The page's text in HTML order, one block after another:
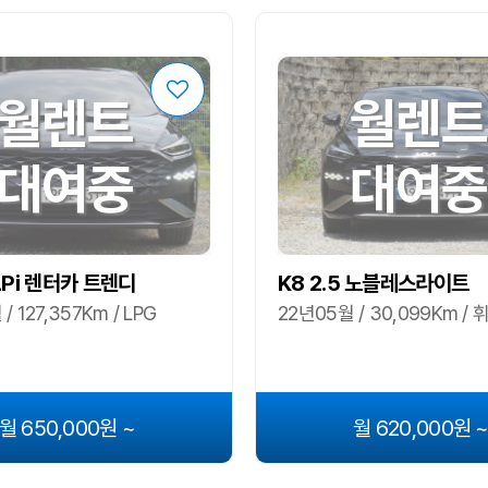
렌트
여중
렌터카 트렌디
127,357Km / LPG
650,000원 ~
월렌트
대여중
K8 2.5 노블레스라이트
22년05월 / 30,099Km /
월 620,000원 ~